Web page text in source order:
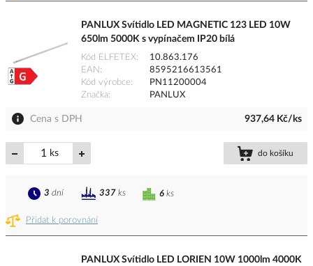
PANLUX Svítidlo LED MAGNETIC 123 LED 10W
650lm 5000K s vypínačem IP20 bílá
Kód ELFETEX
10.863.176
EAN
8595216613561
Kód výrobce
PN11200004
Značka
PANLUX
Cena s DPH 937,64 Kč/ks
ks do košíku
Přidat k porovnání
6 ks
3 dní 337 ks
PANLUX Svítidlo LED LORIEN 10W 1000lm 4000K